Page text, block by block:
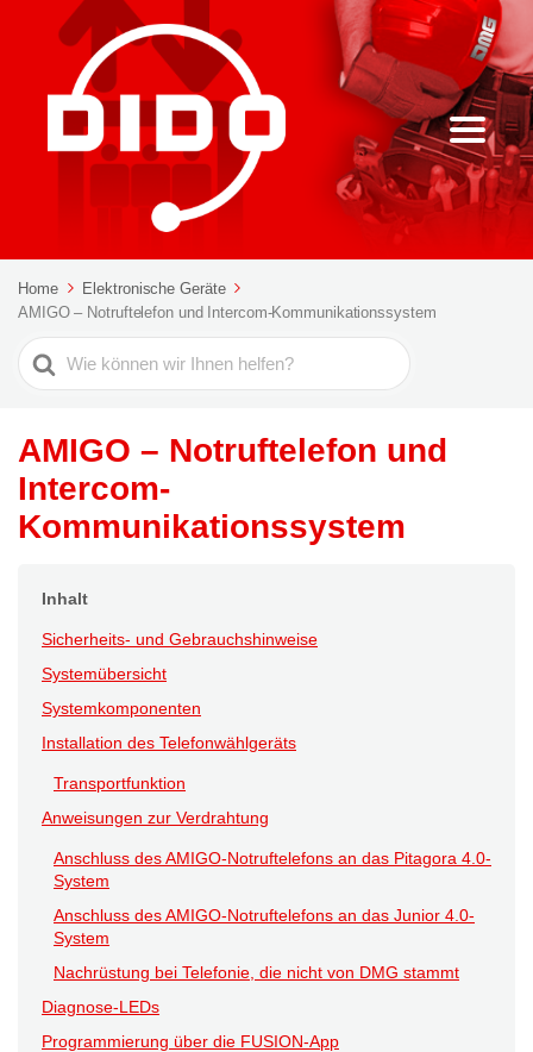
Home
Elektronische Geräte
AMIGO – Notruftelefon und Intercom-Kommunikationssystem
Suche
nach
AMIGO – Notruftelefon und
Intercom-
Kommunikationssystem
Inhalt
Sicherheits- und Gebrauchshinweise
Systemübersicht
Systemkomponenten
Installation des Telefonwählgeräts
Transportfunktion
Anweisungen zur Verdrahtung
Anschluss des AMIGO-Notruftelefons an das Pitagora 4.0-
System
Anschluss des AMIGO-Notruftelefons an das Junior 4.0-
System
Nachrüstung bei Telefonie, die nicht von DMG stammt
Diagnose-LEDs
Programmierung über die FUSION-App